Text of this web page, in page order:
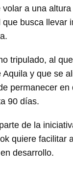
a una
que busca llevar
tripulado, al
y que se
permanecer en
90 días.
de la
quiere facilitar
desarrollo.